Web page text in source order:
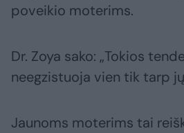
poveikio moterims.
Dr. Zoya sako: „Tokios
neegzistuoja vien tik tarp
Jaunoms moterims tai